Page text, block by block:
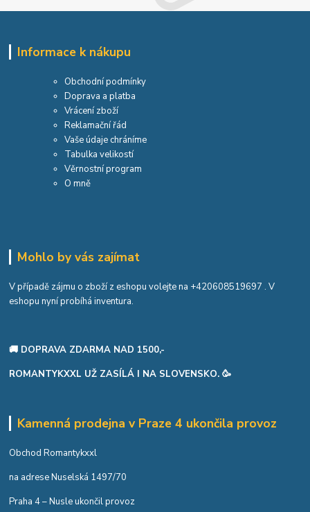
Informace k nákupu
Obchodní podmínky
Doprava a platba
Vrácení zboží
Reklamační řád
Vaše údaje chráníme
Tabulka velikostí
Věrnostní program
O mně
Mohlo by vás zajímat
V případě zájmu o zboží z eshopu volejte na +420608519697 . V
eshopu nyní probíhá inventura.
🚚 DOPRAVA ZDARMA NAD 1500,-
ROMANTYKXXL UŽ ZASÍLÁ I NA SLOVENSKO. 🥳
Kamenná prodejna v Praze 4 ukončila provoz
Obchod Romantykxxl
na adrese Nuselská 1497/70
Praha 4 – Nusle ukončil provoz